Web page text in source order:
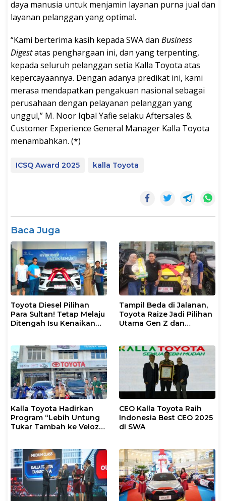
daya manusia untuk menjamin layanan purna jual dan
layanan pelanggan yang optimal.
“Kami berterima kasih kepada SWA dan Business
Digestatas penghargaan ini, dan yang terpenting,
kepada seluruh pelanggan setia Kalla Toyota atas
kepercayaannya. Dengan adanya predikat ini, kami
merasa mendapatkan pengakuan nasional sebagai
perusahaan dengan pelayanan pelanggan yang
unggul,” M. Noor Iqbal Yafie selaku Aftersales &
Customer Experience General Manager Kalla Toyota
menambahkan. (*)
ICSQ Award 2025 kalla Toyota
Baca Juga
Toyota Diesel Pilihan
Para Sultan! Tetap Melaju
Ditengah Isu Kenaikan
Tampil Beda di Jalanan,
Toyota Raize Jadi Pilihan
Utama Gen Z dan
Kalla Toyota Hadirkan
Program “Lebih Untung
Tukar Tambah ke Veloz
CEO Kalla Toyota Raih
Indonesia Best CEO 2025
di SWA